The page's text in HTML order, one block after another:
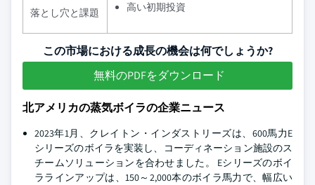
落とし穴と課題 高い初期投資
この市場における成長の機会は何でしょうか?
無料のPDFをダウンロード
北アメリカの蒸気ボイラの企業ニュース
2023年1月、クレイトン・インダストリーズは、600馬力E
シリーズのボイラを実装し、コーディネーション施設のス
チームソリューションを合わせました。 Eシリーズのボイ
ララインアップは、150～2,000本のボイラ馬力で、幅広い